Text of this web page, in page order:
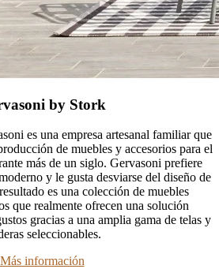
by Stork
es una empresa artesanal familiar que
de muebles y accesorios para el
más de un siglo. Gervasoni prefiere
y le gusta desviarse del diseño de
es una colección de muebles
que realmente ofrecen una solución
gracias a una amplia gama de telas y
seleccionables.
Más información